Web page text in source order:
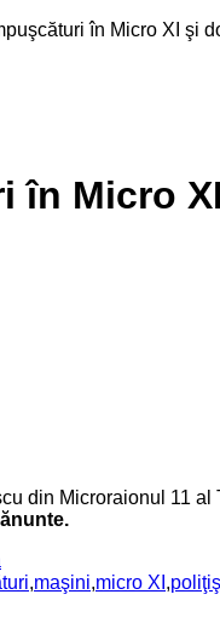
în Micro XI şi
în Micro
din Microraionul 11
,maşini,micro XI ,